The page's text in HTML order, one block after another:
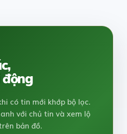
có tin mới khớp bộ lọc.
với chủ tin và xem lộ
bản đồ.